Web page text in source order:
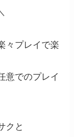
々プレイで楽
意でのプレイ
クと